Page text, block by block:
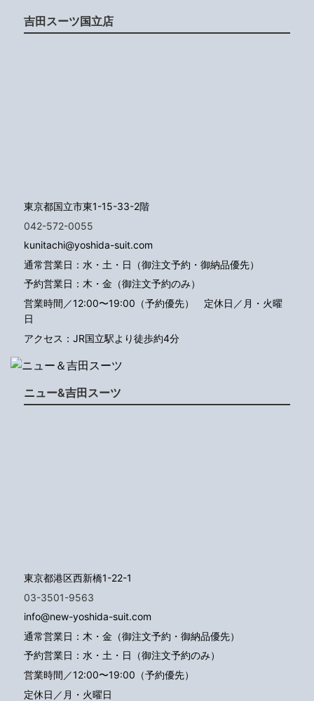
吉田スーツ国立店
東京都国立市東1-15-33-2階
042-572-0055
kunitachi@yoshida-suit.com
通常営業日：水・土・日（御注文予約・御納品優先）
予約営業日：木・金（御注文予約のみ）
営業時間／12:00〜19:00（予約優先） 定休日／月・火曜
日
アクセス：JR国立駅より徒歩約4分
ニュー&吉田スーツ
東京都港区西新橋1-22-1
03-3501-9563
info@new-yoshida-suit.com
通常営業日：木・金（御注文予約・御納品優先）
予約営業日：水・土・日（御注文予約のみ）
営業時間／12:00〜19:00（予約優先）
定休日／月・火曜日